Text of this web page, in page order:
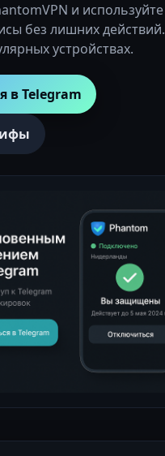
и используйте
без лишних действий.
устройствах.
в Telegram